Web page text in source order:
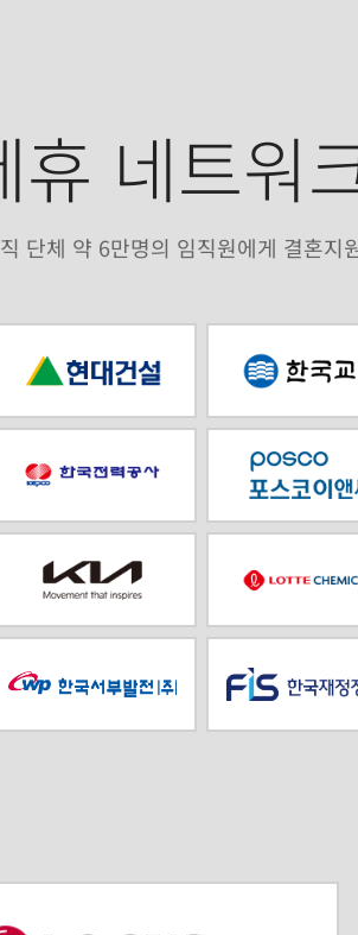
휴 네트워
단체 약 6만명의 임직원에게 결혼지